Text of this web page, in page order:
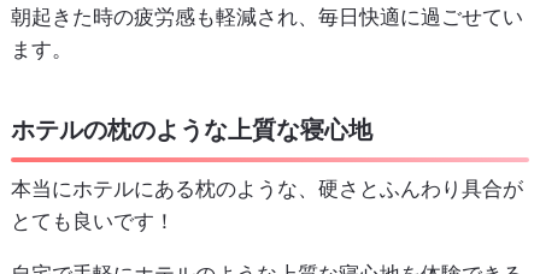
朝起きた時の疲労感も軽減され、毎日快適に過ごせてい
ます。
ホテルの枕のような上質な寝心地
本当にホテルにある枕のような、硬さとふんわり具合が
とても良いです！